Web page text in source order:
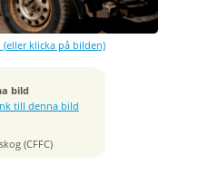
klicka på bilden)
bild
till denna bild
(CFFC)